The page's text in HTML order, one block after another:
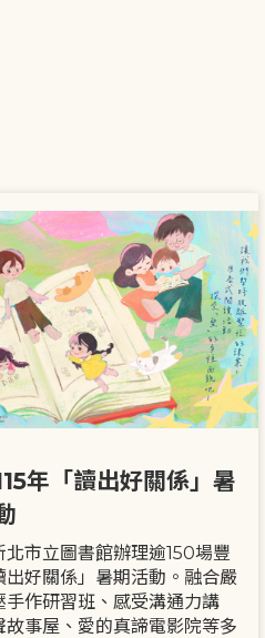
年「讀出好關係」暑
北市立圖書館辦理逾150場豐
出好關係」暑期活動。融合嚴
手作研習班、感受溝通力講
故事屋、愛的真諦電影院等多